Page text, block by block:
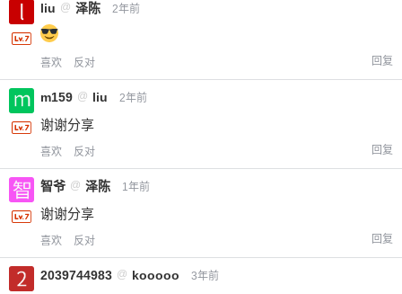
2
立刻支付
liu @ 泽陈 2年前
喜欢 反对 回复
m159 @ liu 2年前
谢谢分享
喜欢 反对 回复
智爷 @ 泽陈 1年前
谢谢分享
喜欢 反对 回复
2039744983 @ kooooo 3年前
限。
忘记密码？找回